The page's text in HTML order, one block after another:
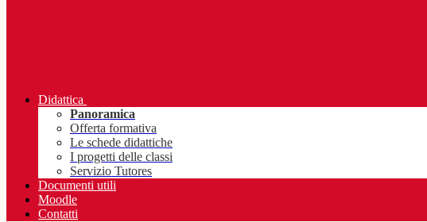
Didattica
Panoramica
Offerta formativa
Le schede didattiche
I progetti delle classi
Servizio Tutores
Documenti utili
Moodle
Contatti